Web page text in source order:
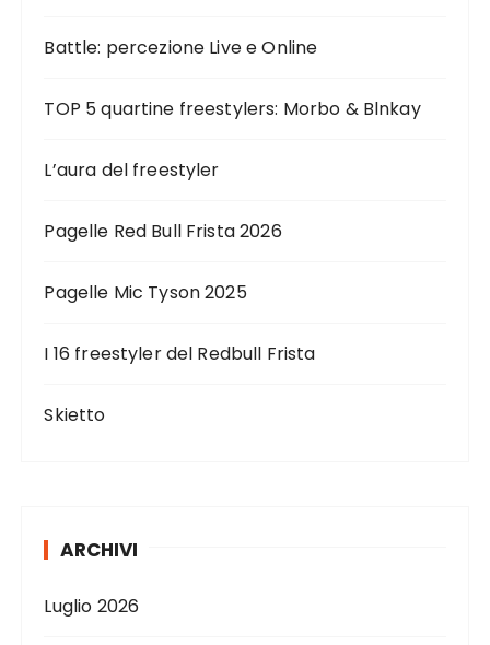
Battle: percezione Live e Online
TOP 5 quartine freestylers: Morbo & Blnkay
L’aura del freestyler
Pagelle Red Bull Frista 2026
Pagelle Mic Tyson 2025
I 16 freestyler del Redbull Frista
Skietto
ARCHIVI
Luglio 2026